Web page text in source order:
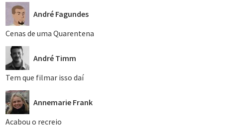
André Fagundes
Cenas de uma Quarentena
André Timm
Tem que filmar isso daí
Annemarie Frank
Acabou o recreio